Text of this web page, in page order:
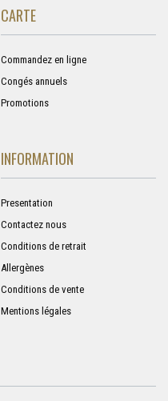
CARTE
Commandez en ligne
Congés annuels
Promotions
INFORMATION
Presentation
Contactez nous
Conditions de retrait
Allergènes
Conditions de vente
Mentions légales